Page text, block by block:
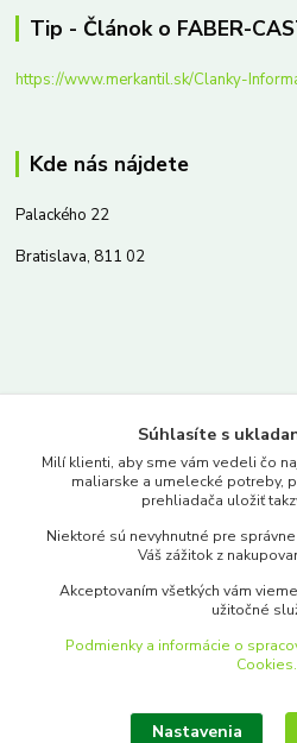
Tip - Článok o FABER-
https://www.merkantil.sk/Clanky-
Kde nás nájdete
Palackého 22
Bratislava, 811 02
www.merkantil.sk
Pondelok-Piatok: 9.00-17.00hod.
objednavky@merkantil-obchod.sk
Súhlasíte s
Milí klienti, aby sme vám vedeli čo
maliarske a umelecké potreby,
prehliadača uložiť
Niektoré sú nevyhnutné pre
Váš zážitok z
Akceptovaním všetkých vám
užitočné
Podmienky a informácie o
Cookies.
Nastavenia